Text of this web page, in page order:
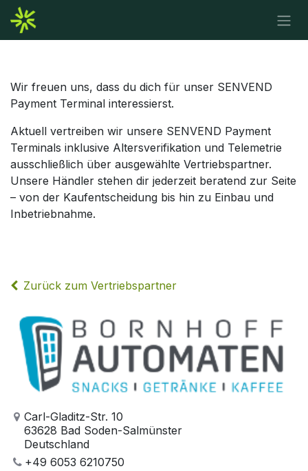
Zum Inhalt springen
Wir freuen uns, dass du dich für unser SENVEND
Payment Terminal interessierst.
Aktuell vertreiben wir unsere SENVEND Payment
Terminals inklusive Altersverifikation und Telemetrie
ausschließlich über ausgewählte Vertriebspartner.
Unsere Händler stehen dir jederzeit beratend zur Seite
– von der Kaufentscheidung bis hin zu Einbau und
Inbetriebnahme.
Zurück zum Vertriebspartner
Carl-Gladitz-Str. 10
63628 Bad Soden-Salmünster
Deutschland
+49 6053 6210750